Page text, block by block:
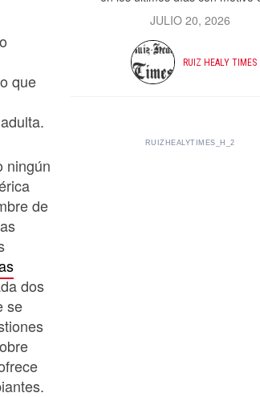
que
ningún
de
dos
se
JULIO 20, 2026
RUIZ HEALY TIMES
RUIZHEALYTIMES_H_2